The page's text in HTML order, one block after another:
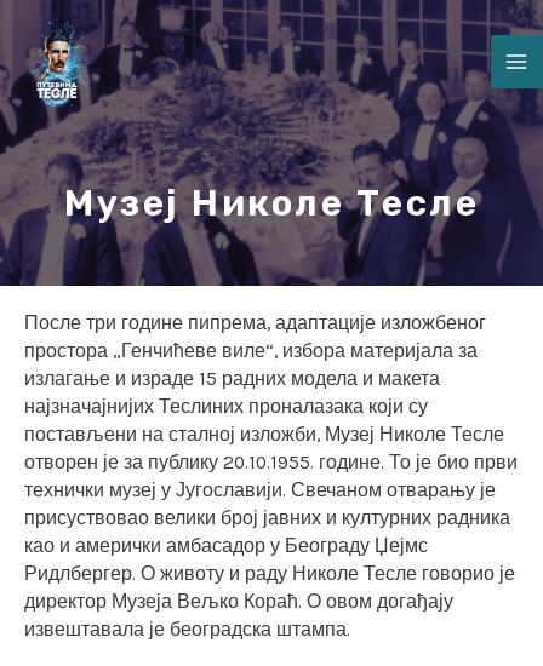
content
Музеј Николе Тесле
После три године пипрема, адаптације изложбеног
простора „Генчићеве виле“, избора материјала за
излагање и израде 15 радних модела и макета
најзначајнијих Теслиних проналазака који су
постављени на сталној изложби, Музеј Николе Тесле
отворен је за публику 20.10.1955. године. То је био први
технички музеј у Југославији. Свечаном отварању је
присуствовао велики број јавних и културних радника
као и амерички амбасадор у Београду Џејмс
Ридлбергер. О животу и раду Николе Тесле говорио је
директор Музеја Вељко Кораћ. О овом догађају
извештавала је београдска штампа.
navigation